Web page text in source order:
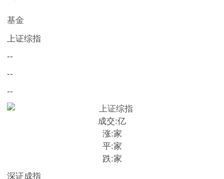
基金
上证综指
--
--
--
成交:亿
涨:家
平:家
跌:家
深证成指